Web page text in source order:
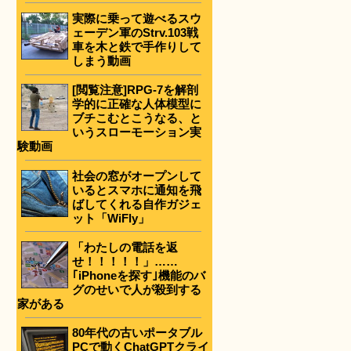
実際に乗って遊べるスウ
ェーデン軍のStrv.103戦
車を木と鉄で手作りして
しまう動画
[閲覧注意]RPG-7を解剖
学的に正確な人体模型に
ブチこむとこうなる、と
いうスローモーション実
験動画
社会の窓がオープンして
いるとスマホに通知を飛
ばしてくれる自作ガジェ
ット「WiFly」
「わたしの電話を返
せ！！！！！」……
｢iPhoneを探す｣機能のバ
グのせいで人が殺到する
家がある
80年代の古いポータブル
PCで動くChatGPTクライ